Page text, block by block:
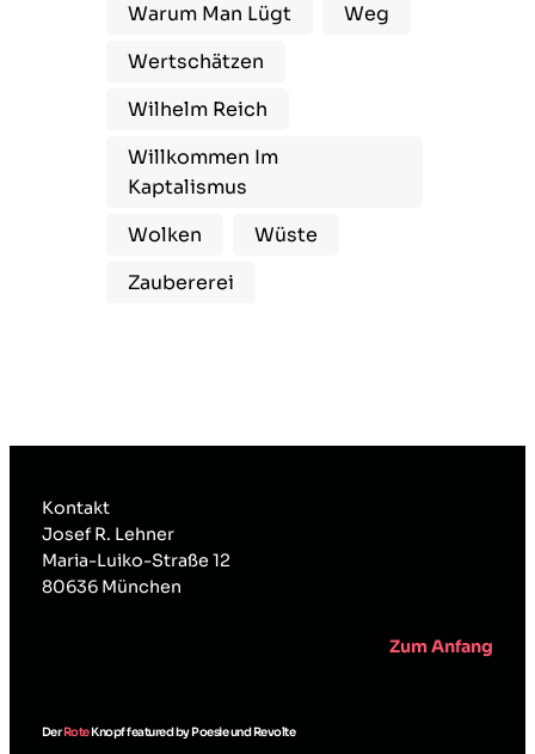
Warum Man Lügt
Weg
Wertschätzen
Wilhelm Reich
Willkommen Im
Kaptalismus
Wolken
Wüste
Zaubererei
Kontakt
Josef R. Lehner
Maria-Luiko-Straße 12
80636 München
Zum Anfang
DerRoteKnopf featured by Poesie und Revolte